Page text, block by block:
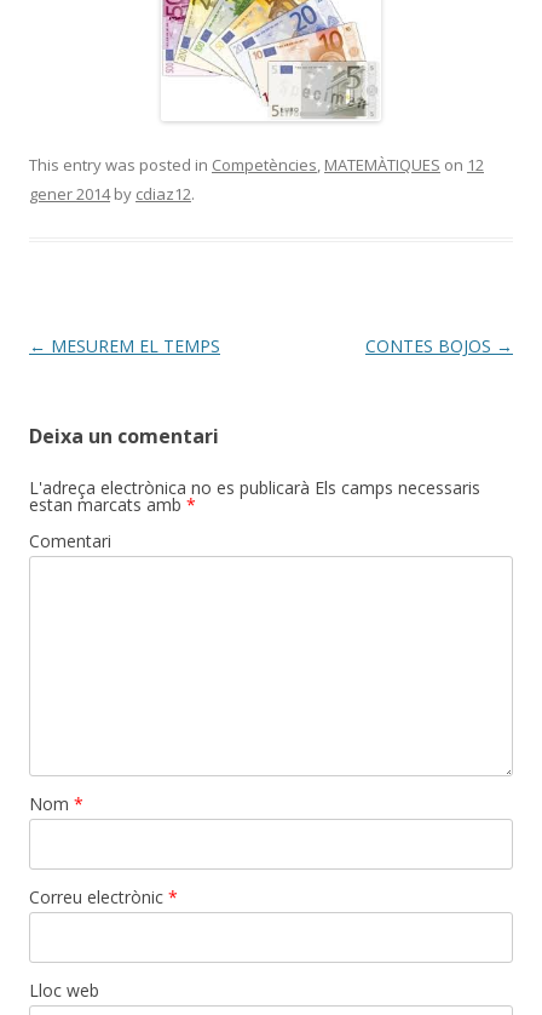
This entry was posted in Competències, MATEMÀTIQUES on 12
gener 2014by cdiaz12.
Post
← MESUREM EL TEMPS CONTES BOJOS →
Deixa un comentari
L'adreça electrònica no es publicarà Els camps necessaris
estan marcats amb *
Comentari
Nom *
Correu electrònic *
Lloc web